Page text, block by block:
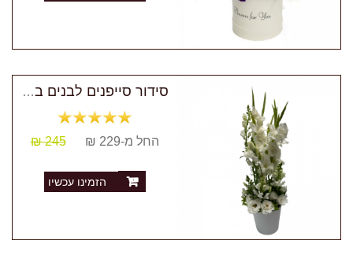
סידור סייפנים לבנים בכלי
החל מ-229 ₪ 245 ₪
הזמינו עכשיו